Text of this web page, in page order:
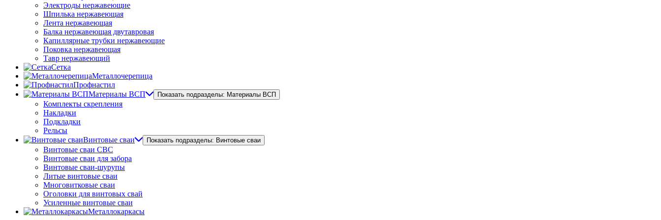
Электроды нержавеющие
Шпилька нержавеющая
Лента нержавеющая
Балка нержавеющая двутавровая
Капиллярные трубки нержавеющие
Поковка нержавеющая
Тавр нержавеющий
Сетка
Металлочерепица
Профнастил
Материалы ВСП
Показать подразделы: Материалы ВСП
Комплекты скрепления
Накладки
Подкладки
Рельсы
Винтовые сваи
Показать подразделы: Винтовые сваи
Винтовые сваи СВС
Винтовые сваи для забора
Винтовые сваи-шурупы
Литые винтовые сваи
Многовитковые сваи
Оголовки для винтовых свай
Усиленные винтовые сваи
Металлокаркасы